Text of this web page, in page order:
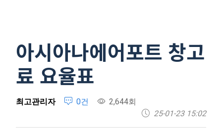
아시아나에어포트 창고
료 요율표
최고관리자 0건
2,644회
25-01-23 15:02